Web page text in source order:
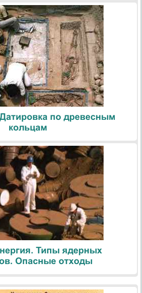
по древесным
кольцам
Типы ядерных
Опасные отходы